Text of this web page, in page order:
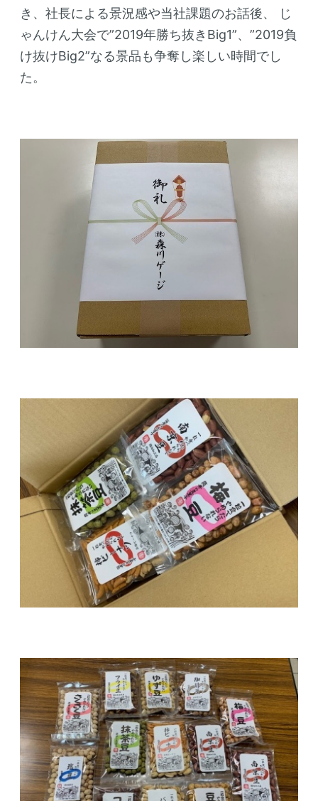
き、社長による景況感や当社課題のお話後、
じ
ゃんけん大会で”2019年勝ち抜きBig1”、”2019負
け抜けBig2”なる景品も争奪し楽しい時間でし
た。